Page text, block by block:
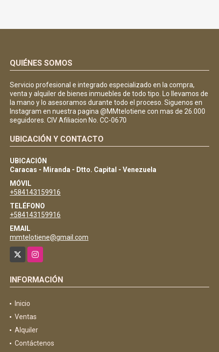
QUIÉNES SOMOS
Servicio profesional e integrado especializado en la compra,
venta y alquiler de bienes inmuebles de todo tipo. Lo llevamos de
la mano y lo asesoramos durante todo el proceso. Siguenos en
Instagram en nuestra pagina @MMtelotiene con mas de 26.000
seguidores. CIV Afiliacion No. CC-0670
UBICACIÓN Y CONTACTO
UBICACIÓN
Caracas - Miranda - Dtto. Capital - Venezuela
MÓVIL
+584143159916
TELÉFONO
+584143159916
EMAIL
mmtelotiene@gmail.com
Instagram
INFORMACIÓN
Inicio
Ventas
Alquiler
Contáctenos